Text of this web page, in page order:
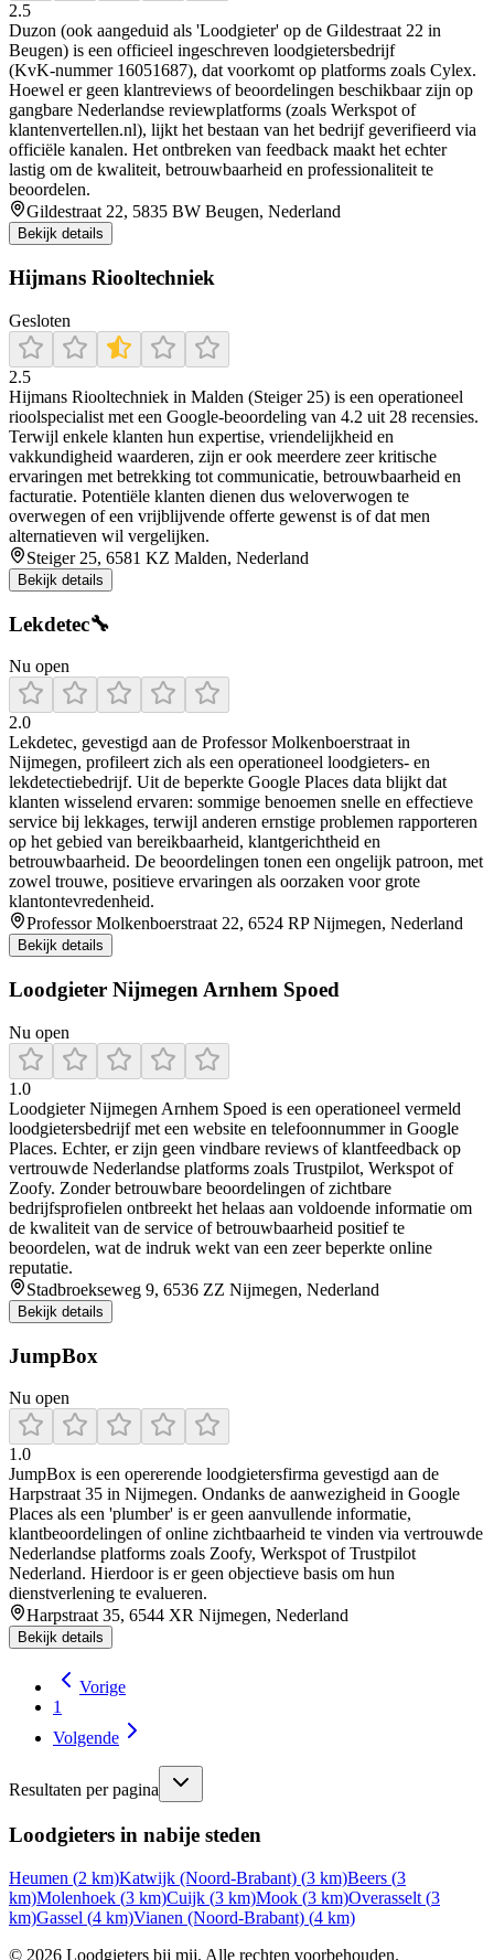
2.5
Duzon (ook aangeduid als 'Loodgieter' op de Gildestraat 22 in
Beugen) is een officieel ingeschreven loodgietersbedrijf
(KvK‑nummer 16051687), dat voorkomt op platforms zoals Cylex.
Hoewel er geen klantreviews of beoordelingen beschikbaar zijn op
gangbare Nederlandse reviewplatforms (zoals Werkspot of
klantenvertellen.nl), lijkt het bestaan van het bedrijf geverifieerd via
officiële kanalen. Het ontbreken van feedback maakt het echter
lastig om de kwaliteit, betrouwbaarheid en professionaliteit te
beoordelen.
Gildestraat 22, 5835 BW Beugen, Nederland
Bekijk details
Hijmans Riooltechniek
Gesloten
2.5
Hijmans Riooltechniek in Malden (Steiger 25) is een operationeel
rioolspecialist met een Google-beoordeling van 4.2 uit 28 recensies.
Terwijl enkele klanten hun expertise, vriendelijkheid en
vakkundigheid waarderen, zijn er ook meerdere zeer kritische
ervaringen met betrekking tot communicatie, betrouwbaarheid en
facturatie. Potentiële klanten dienen dus weloverwogen te
overwegen of een vrijblijvende offerte gewenst is of dat men
alternatieven wil vergelijken.
Steiger 25, 6581 KZ Malden, Nederland
Bekijk details
Lekdetec🔧
Nu open
2.0
Lekdetec, gevestigd aan de Professor Molkenboerstraat in
Nijmegen, profileert zich als een operationeel loodgieters- en
lekdetectiebedrijf. Uit de beperkte Google Places data blijkt dat
klanten wisselend ervaren: sommige benoemen snelle en effectieve
service bij lekkages, terwijl anderen ernstige problemen rapporteren
op het gebied van bereikbaarheid, klantgerichtheid en
betrouwbaarheid. De beoordelingen tonen een ongelijk patroon, met
zowel trouwe, positieve ervaringen als oorzaken voor grote
klantontevredenheid.
Professor Molkenboerstraat 22, 6524 RP Nijmegen, Nederland
Bekijk details
Loodgieter Nijmegen Arnhem Spoed
Nu open
1.0
Loodgieter Nijmegen Arnhem Spoed is een operationeel vermeld
loodgietersbedrijf met een website en telefoonnummer in Google
Places. Echter, er zijn geen vindbare reviews of klantfeedback op
vertrouwde Nederlandse platforms zoals Trustpilot, Werkspot of
Zoofy. Zonder betrouwbare beoordelingen of zichtbare
bedrijfsprofielen ontbreekt het helaas aan voldoende informatie om
de kwaliteit van de service of betrouwbaarheid positief te
beoordelen, wat de indruk wekt van een zeer beperkte online
reputatie.
Stadbroekseweg 9, 6536 ZZ Nijmegen, Nederland
Bekijk details
JumpBox
Nu open
1.0
JumpBox is een opererende loodgietersfirma gevestigd aan de
Harpstraat 35 in Nijmegen. Ondanks de aanwezigheid in Google
Places als een 'plumber' is er geen aanvullende informatie,
klantbeoordelingen of online zichtbaarheid te vinden via vertrouwde
Nederlandse platforms zoals Zoofy, Werkspot of Trustpilot
Nederland. Hierdoor is er geen objectieve basis om hun
dienstverlening te evalueren.
Harpstraat 35, 6544 XR Nijmegen, Nederland
Bekijk details
Vorige
1
Volgende
Resultaten per pagina
Loodgieters in nabije steden
Heumen (2 km)Katwijk (Noord-Brabant) (3 km)Beers (3
km)Molenhoek (3 km)Cuijk (3 km)Mook (3 km)Overasselt (3
km)Gassel (4 km)Vianen (Noord-Brabant) (4 km)
© 2026 Loodgieters bij mij. Alle rechten voorbehouden.